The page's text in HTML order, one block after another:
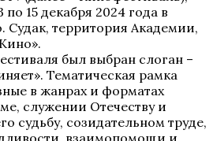
15 декабря 2024 года в
Судак, территория Академии,
был выбран слоган –
Тематическая рамка
в жанрах и форматах
служении Отечеству и
судьбу, созидательном труде,
взаимопомощи и